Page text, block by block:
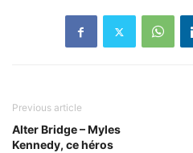
Previous article
Alter Bridge – Myles
Kennedy, ce héros